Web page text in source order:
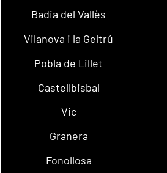
Badia del Vallès
Vilanova i la Geltrú
Pobla de Lillet
Castellbisbal
Vic
Granera
Fonollosa